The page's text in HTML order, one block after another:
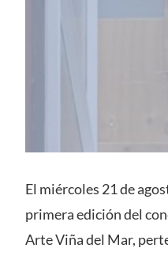
El miércoles 21 de
primera edición del
Arte Viña del Mar,